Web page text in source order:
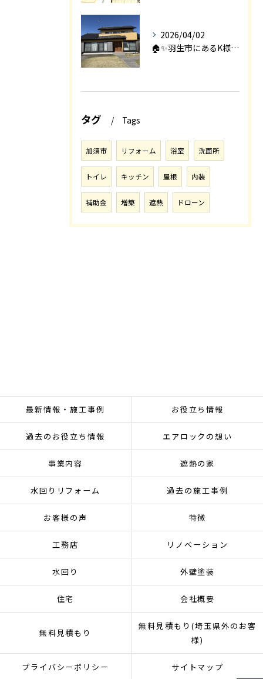
2026/04/02
🏠✨羽生市にあるK様邸は、2008年に㈱エアロックで新築され...
タグ Tags
加須市 リフォーム 浴室 洗面所
トイレ キッチン 屋根 内装
補助金 増築 遮熱 ドローン
最新情報・施工事例 お役立ち情報
過去のお役立ち情報 エアロックの想い
事業内容 遮熱の家
水回りリフォーム 過去の施工事例
お客様の声 特徴
工務店 リノベーション
水回り 外壁塗装
住宅 会社概要
無料見積もり
無料見積もり(埼玉県外のお客
様)
プライバシーポリシー サイトマップ